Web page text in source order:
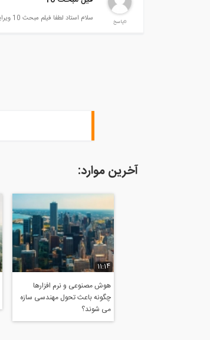
0پاسخ سلام استاد لطفا فیلم مبحث 10 ویرایش جدید و مبحث 17 ویرایش جدید رو هم بزارید ممنون
آخرین موارد:
11:14
هوش مصنوعی و نرم افزارها
چگونه باعث تحول مهندسی سازه
می شوند؟